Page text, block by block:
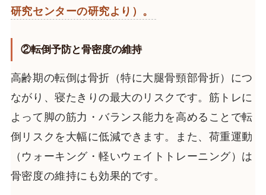
研究センターの研究より）。
②転倒予防と骨密度の維持
高齢期の転倒は骨折（特に大腿骨頸部骨折）につ
ながり、寝たきりの最大のリスクです。筋トレに
よって脚の筋力・バランス能力を高めることで転
倒リスクを大幅に低減できます。また、荷重運動
（ウォーキング・軽いウェイトトレーニング）は
骨密度の維持にも効果的です。